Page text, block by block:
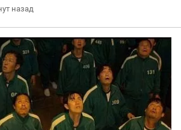
назад